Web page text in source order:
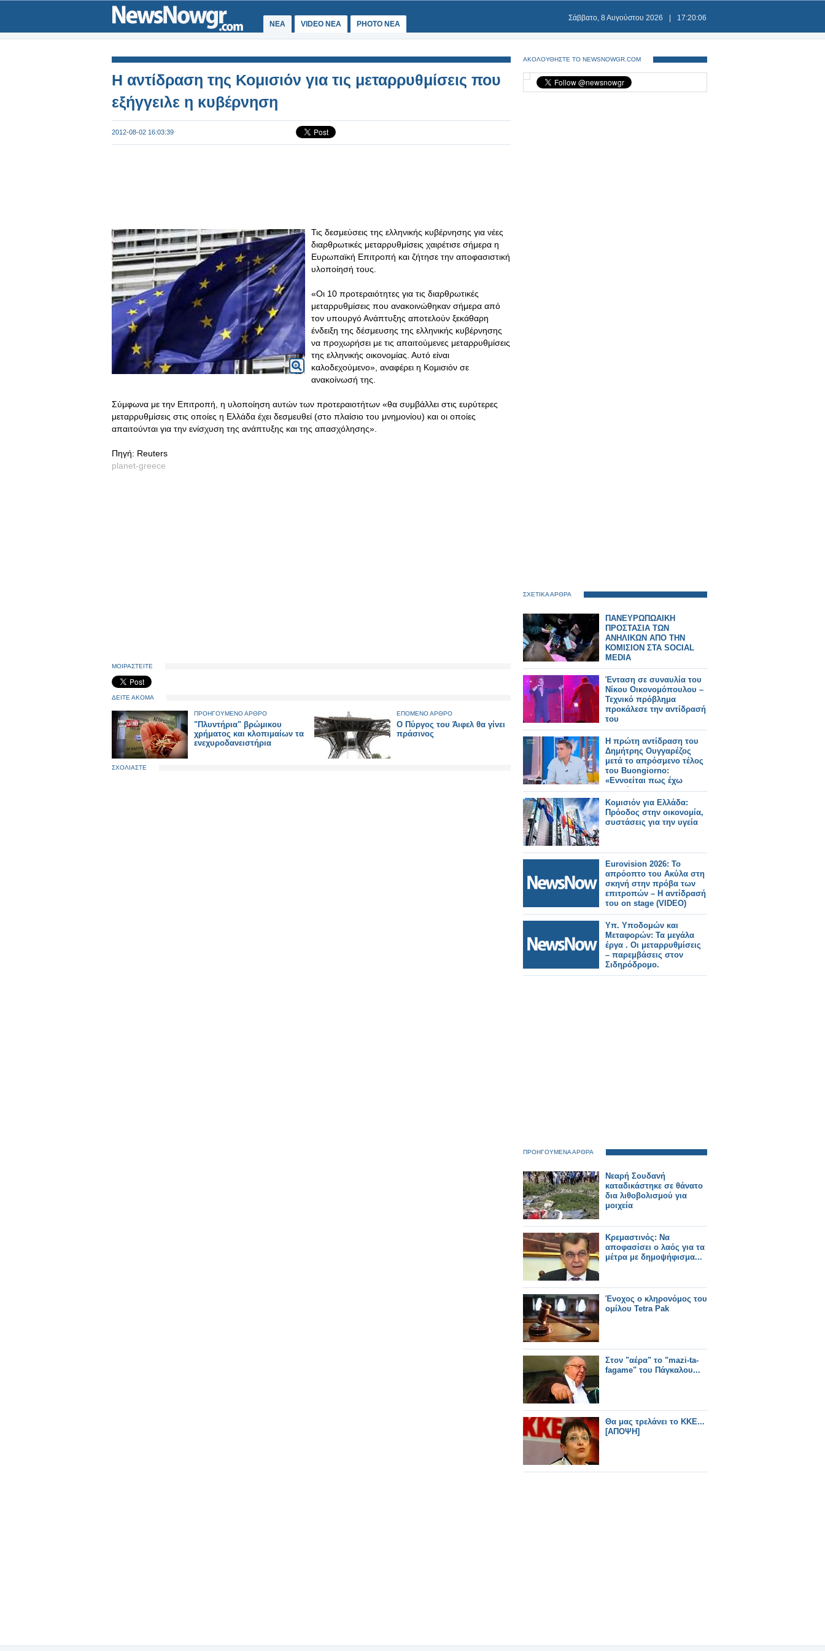
ΝΕΑ VIDEO NEA PHOTO NEA
Σάββατο, 8 Αυγούστου 2026 17:20:06
Η αντίδραση της Κομισιόν για τις μεταρρυθμίσεις που
εξήγγειλε η κυβέρνηση
2012-08-02 16:03:39
Τις δεσμεύσεις της ελληνικής κυβέρνησης για νέες
διαρθρωτικές μεταρρυθμίσεις χαιρέτισε σήμερα η
Ευρωπαϊκή Επιτροπή και ζήτησε την αποφασιστική
υλοποίησή τους.
«Οι 10 προτεραιότητες για τις διαρθρωτικές
μεταρρυθμίσεις που ανακοινώθηκαν σήμερα από
τον υπουργό Ανάπτυξης αποτελούν ξεκάθαρη
ένδειξη της δέσμευσης της ελληνικής κυβέρνησης
να προχωρήσει με τις απαιτούμενες μεταρρυθμίσεις
της ελληνικής οικονομίας. Αυτό είναι
καλοδεχούμενο», αναφέρει η Κομισιόν σε
ανακοίνωσή της.
Σύμφωνα με την Επιτροπή, η υλοποίηση αυτών των προτεραιοτήτων «θα συμβάλλει στις ευρύτερες
μεταρρυθμίσεις στις οποίες η Ελλάδα έχει δεσμευθεί (στο πλαίσιο του μνημονίου) και οι οποίες
απαιτούνται για την ενίσχυση της ανάπτυξης και της απασχόλησης».
Πηγή: Reuters
planet-greece
ΜΟΙΡΑΣΤΕΙΤΕ
ΔΕΙΤΕ ΑΚΟΜΑ
ΠΡΟΗΓΟΥΜΕΝΟ ΑΡΘΡΟ
"Πλυντήρια" βρώμικου
χρήματος και κλοπιμαίων τα
ενεχυροδανειστήρια
ΕΠΟΜΕΝΟ ΑΡΘΡΟ
Ο Πύργος του Άιφελ θα γίνει
πράσινος
ΣΧΟΛΙΑΣΤΕ
ΑΚΟΛΟΥΘΗΣΤΕ ΤΟ NEWSNOWGR.COM
ΣΧΕΤΙΚΑ ΑΡΘΡΑ
ΠΑΝΕΥΡΩΠΩΑΙΚΗ
ΠΡΟΣΤΑΣΙΑ ΤΩΝ
ΑΝΗΛΙΚΩΝ ΑΠΟ ΤΗΝ
ΚΟΜΙΣΙΟΝ ΣΤΑ SOCIAL
MEDIA
Ένταση σε συναυλία του
Νίκου Οικονομόπουλου –
Τεχνικό πρόβλημα
προκάλεσε την αντίδρασή
του
Η πρώτη αντίδραση του
Δημήτρης Ουγγαρέζος
μετά το απρόσμενο τέλος
του Buongiorno:
«Εννοείται πως έχω
πολλά να πω»
Κομισιόν για Ελλάδα:
Πρόοδος στην οικονομία,
συστάσεις για την υγεία
Eurovision 2026: Το
απρόοπτο του Ακύλα στη
σκηνή στην πρόβα των
επιτροπών – Η αντίδρασή
του on stage (VIDEO)
Υπ. Υποδομών και
Μεταφορών: Τα μεγάλα
έργα . Οι μεταρρυθμίσεις
– παρεμβάσεις στον
Σιδηρόδρομο.
ΠΡΟΗΓΟΥΜΕΝΑ ΑΡΘΡΑ
Νεαρή Σουδανή
καταδικάστηκε σε θάνατο
δια λιθοβολισμού για
μοιχεία
Κρεμαστινός: Nα
αποφασίσει ο λαός για τα
μέτρα με δημοψήφισμα...
Ένοχος ο κληρονόμος του
ομίλου Tetra Pak
Στον "αέρα" το "mazi-ta-
fagame" του Πάγκαλου...
Θα μας τρελάνει το ΚΚΕ...
[ΑΠΟΨΗ]